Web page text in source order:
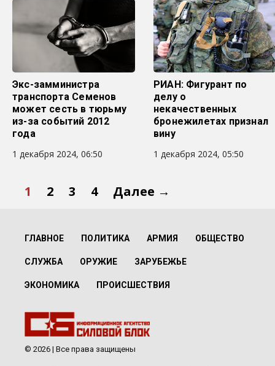
Экс-замминистра
транспорта Семенов
может сесть в тюрьму
из-за событий 2012
года
1 декабря 2024, 06:50
РИАН: Фигурант по
делу о
некачественных
бронежилетах признал
вину
1 декабря 2024, 05:50
1 2 3 4 Далее →
ГЛАВНОЕ ПОЛИТИКА АРМИЯ ОБЩЕСТВО
СЛУЖБА ОРУЖИЕ ЗАРУБЕЖЬЕ
ЭКОНОМИКА ПРОИСШЕСТВИЯ
© 2026 | Все права защищены